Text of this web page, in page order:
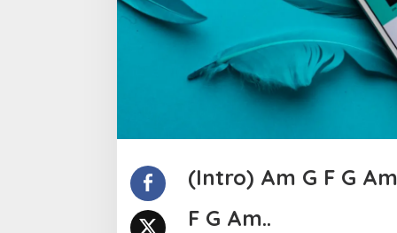
l
a
K
s
a
(Intro) Am G F G Am
F G Am..